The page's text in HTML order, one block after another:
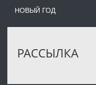
НОВЫЙ ГОД
РАССЫЛКА